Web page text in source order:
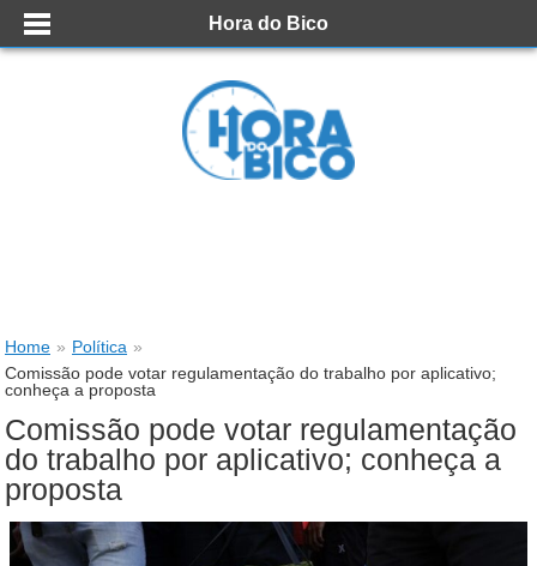
Hora do Bico
Home » Política »
Comissão pode votar regulamentação do trabalho por aplicativo;
conheça a proposta
Comissão pode votar regulamentação
do trabalho por aplicativo; conheça a
proposta